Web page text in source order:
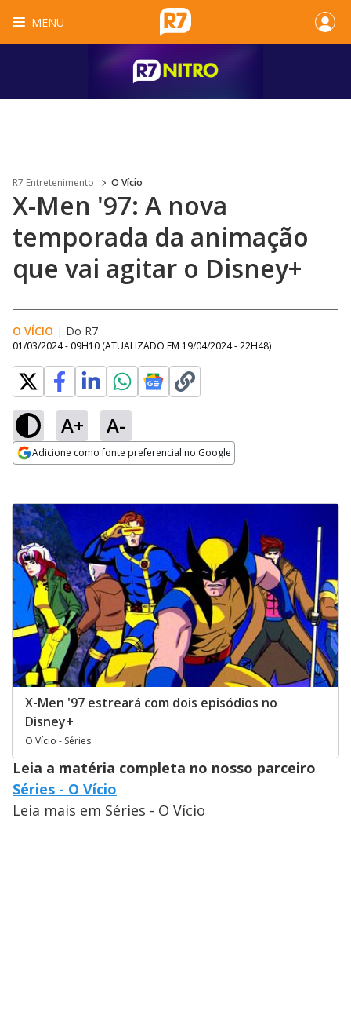
MENU
R7 Entretenimento O Vício
X-Men '97: A nova
temporada da animação
que vai agitar o Disney+
O VÍCIO | Do R7
01/03/2024 - 09H10 (ATUALIZADO EM 19/04/2024 - 22H48)
A+ A-
Adicione como fonte preferencial no Google
X-Men '97 estreará com dois episódios no
Disney+
O Vício - Séries
Leia a matéria completa no nosso parceiro
Séries - O Vício
Leia mais em Séries - O Vício